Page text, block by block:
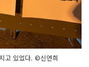
고 있었다. ©신연희